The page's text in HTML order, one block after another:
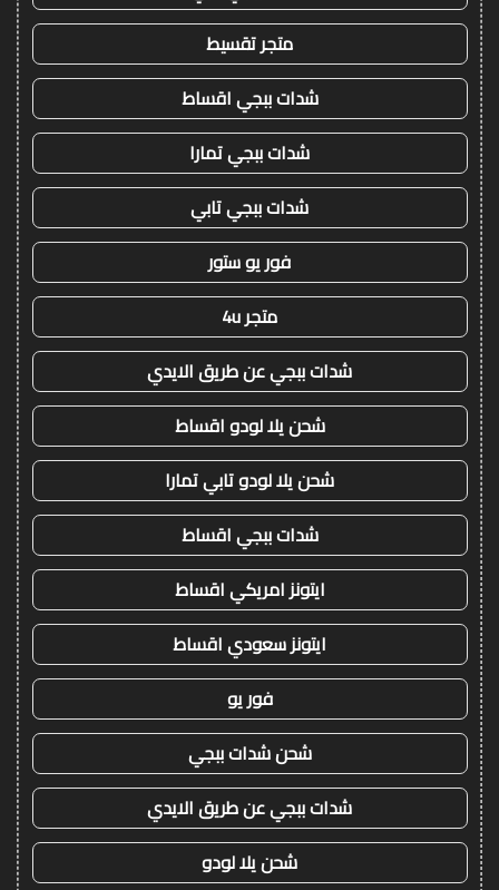
متجر تقسيط
شدات ببجي اقساط
شدات ببجي تمارا
شدات ببجي تابي
فور يو ستور
متجر 4u
شدات ببجي عن طريق الايدي
شحن يلا لودو اقساط
شحن يلا لودو تابي تمارا
شدات ببجي اقساط
ايتونز امريكي اقساط
ايتونز سعودي اقساط
فور يو
شحن شدات ببجي
شدات ببجي عن طريق الايدي
شحن يلا لودو